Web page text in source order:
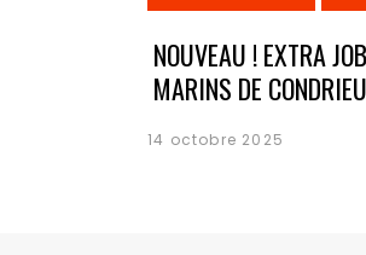
NOUVEAU ! EXTRA
MARINS DE CONDRIEU
14 octobre 2025